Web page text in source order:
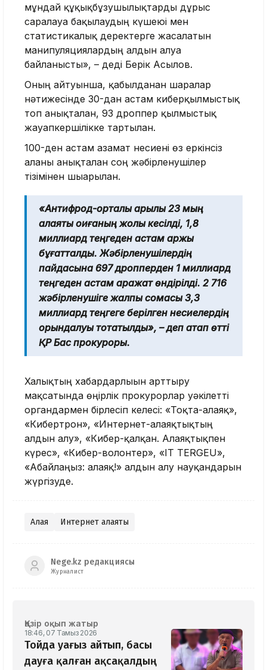
мұндай құқықбұзушылықтарды дұрыс
саралауға бақылаудың күшеюі мен
статистикалық деректерге жасалатын
манипуляциялардың алдын алуға
байланысты», – деді Берік Асылов.
Оның айтуынша, қабылданған шаралар
нәтижесінде 30-дан астам киберқылмыстық
топ анықталған, 93 дроппер қылмыстық
жауапкершілікке тартылған.
100-ден астам азамат несиені өз еркінсіз
алғаны анықталған соң жәбірленушілер
тізімінен шығарылған.
«Антифрод-орталық арқылы 23 мың
алаяқтық оқиғаның жолы кесілді, 1,8
миллиард теңгеден астам қаржы
бұғатталды. Жәбірленушілердің
пайдасына 697 дропперден 1 миллиард
теңгеден астам қаражат өндірілді. 2 716
жәбірленушіге жалпы сомасы 3,3
миллиард теңгеге берілген несиелердің
орындалуы тоқтатылды», – деп атап өтті
ҚР Бас прокуроры.
Халықтың хабардарлығын арттыру
мақсатында өңірлік прокурорлар уәкілетті
органдармен бірлесіп келесі: «Тоқта-алаяқ»,
«Кибертрон», «Интернет-алаяқтықтың
алдын алу», «Кибер-қалқан. Алаяқтықпен
күрес», «Кибер-волонтер», «IT TERGEU»,
«Абайлаңыз: алаяқ!» алдын алу науқандарын
жүргізуде.
Алаяқ Интернет алаяқтық
Nege.kz редакциясы
Журналист
Қазір оқып жатыр
18:46, 07 Тамыз 2026
Тойда уағыз айтып, басы
дауға қалған ақсақалдың